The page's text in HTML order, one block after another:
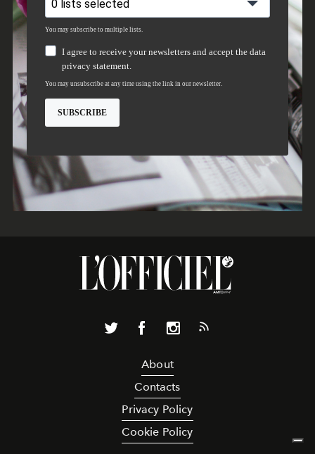
About
Contacts
Privacy Policy
Cookie Policy